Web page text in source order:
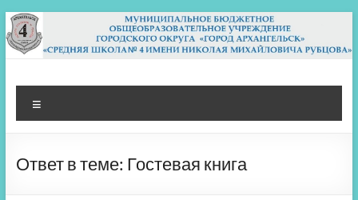
Перейти
к
содержимому
МБОУ СШ 4
Архангельск
Ответ в теме: Гостевая книга